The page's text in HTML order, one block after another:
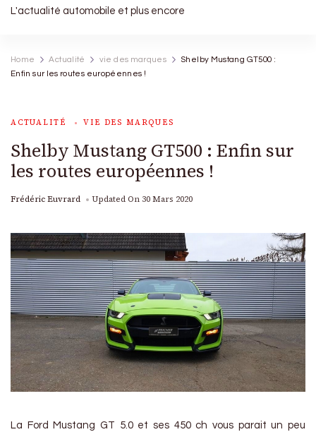
L'actualité automobile et plus encore
Home Actualité vie des marques
Shelby Mustang GT500 :
Enfin sur les routes européennes !
ACTUALITÉ VIE DES MARQUES
Shelby Mustang GT500 : Enfin sur
les routes européennes !
Frédéric Euvrard Updated On 30 Mars 2020
La Ford Mustang GT 5.0 et ses 450 ch vous parait un peu